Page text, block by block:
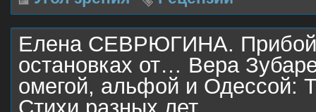
Елена СЕВРЮГИНА. Прибой
остановках от… Вера
омегой, альфой и Одессой: